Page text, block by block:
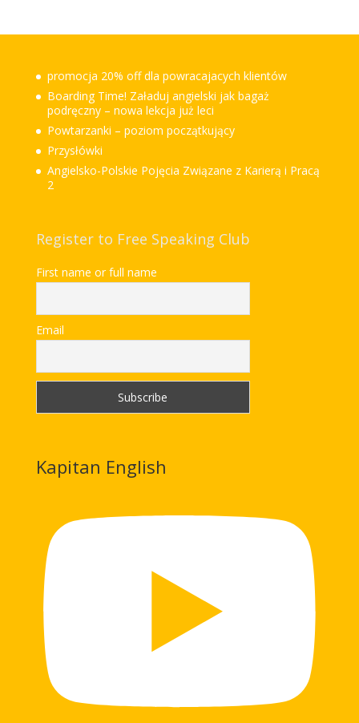
promocja 20% off dla powracajacych klientów
Boarding Time! Załaduj angielski jak bagaż
podręczny – nowa lekcja już leci
Powtarzanki – poziom początkujący
Przysłówki
Angielsko-Polskie Pojęcia Związane z Karierą i Pracą
2
Register to Free Speaking Club
First name or full name
Email
Kapitan English